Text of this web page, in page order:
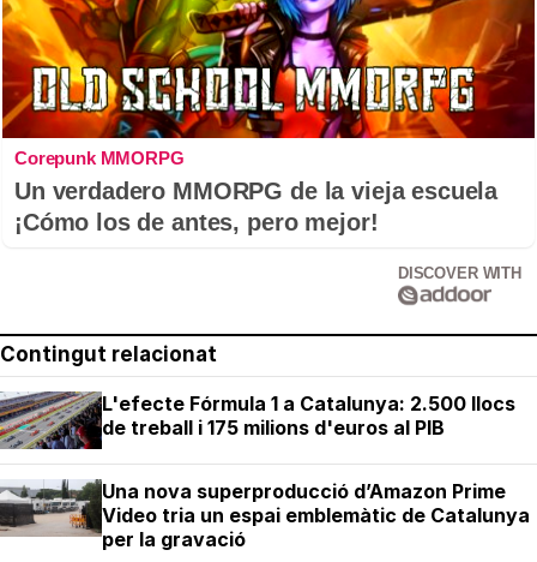
Corepunk MMORPG
Un verdadero MMORPG de la vieja escuela
¡Cómo los de antes, pero mejor!
DISCOVER WITH
Contingut relacionat
L'efecte Fórmula 1 a Catalunya: 2.500 llocs
de treball i 175 milions d'euros al PIB
Una nova superproducció d’Amazon Prime
Video tria un espai emblemàtic de Catalunya
per la gravació